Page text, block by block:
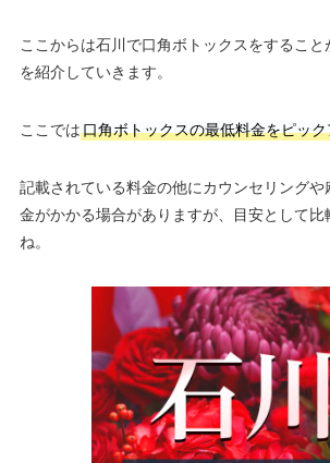
ここからは石川で口角ボトックスをすること
を紹介していきます。
ここでは口角ボトックスの最低料金をピッ
記載されている料金の他にカウンセリング
金がかかる場合がありますが、目安として
ね。